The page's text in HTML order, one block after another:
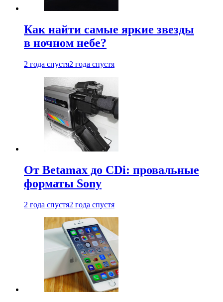
Как найти самые яркие звезды
в ночном небе?
2 года спустя2 года спустя
От Betamax до CDi: провальные
форматы Sony
2 года спустя2 года спустя